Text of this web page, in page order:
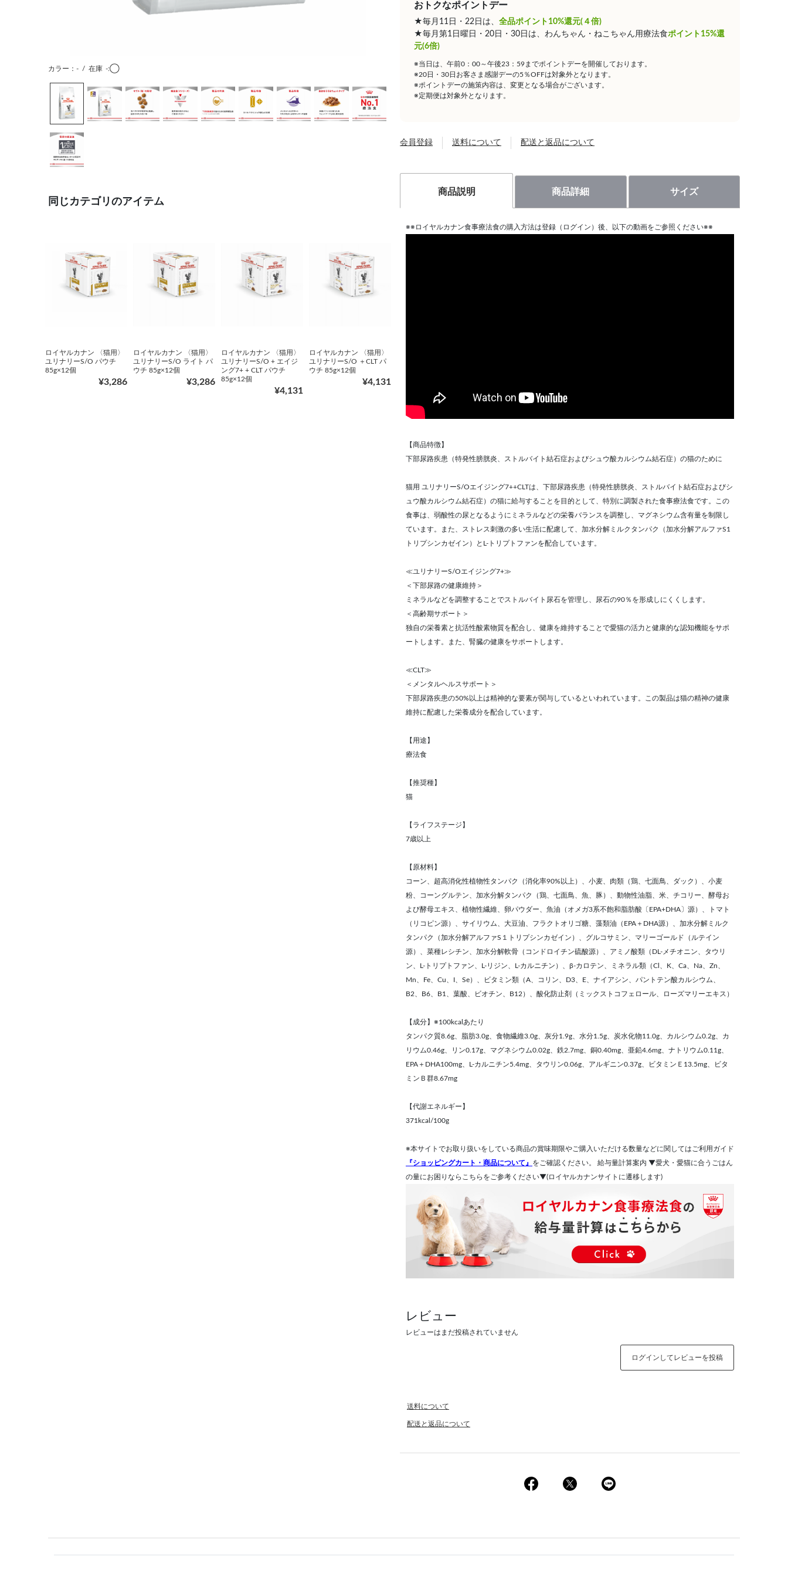
カラー：- / 在庫 -:◯
同じカテゴリのアイテム
ロイヤルカナン 〈猫用〉
ユリナリーS/O パウチ
85g×12個
¥3,286
ロイヤルカナン 〈猫用〉
ユリナリーS/O ライト パ
ウチ 85g×12個
¥3,286
ロイヤルカナン 〈猫用〉
ユリナリーS/O + エイジ
ング7+ + CLT パウチ
85g×12個
¥4,131
ロイヤルカナン 〈猫用〉
ユリナリーS/O ＋CLT パ
ウチ 85g×12個
¥4,131
おトクなポイントデー
★毎月11日・22日は、 全品ポイント10%還元(４倍)
★毎月第1日曜日・20日・30日は、わんちゃん・ねこちゃん用療法食ポイント15%還
元(6倍)
※当日は、午前0：00～午後23：59までポイントデーを開催しております。
※20日・30日お客さま感謝デーの5％OFFは対象外となります。
※ポイントデーの施策内容は、変更となる場合がございます。
※定期便は対象外となります。
会員登録 送料について 配送と返品について
商品説明 商品詳細 サイズ
※※ロイヤルカナン食事療法食の購入方法は登録（ログイン）後、以下の動画をご参照ください※※
【商品特徴】
下部尿路疾患（特発性膀胱炎、ストルバイト結石症およびシュウ酸カルシウム結石症）の猫のために
猫用 ユリナリーS/Oエイジング7++CLTは、下部尿路疾患（特発性膀胱炎、ストルバイト結石症およびシ
ュウ酸カルシウム結石症）の猫に給与することを目的として、特別に調製された食事療法食です。この
食事は、弱酸性の尿となるようにミネラルなどの栄養バランスを調整し、マグネシウム含有量を制限し
ています。また、ストレス刺激の多い生活に配慮して、加水分解ミルクタンパク（加水分解アルファS1
トリプシンカゼイン）とL-トリプトファンを配合しています。
≪ユリナリーS/Oエイジング7+≫
＜下部尿路の健康維持＞
ミネラルなどを調整することでストルバイト尿石を管理し、尿石の90％を形成しにくくします。
＜高齢期サポート＞
独自の栄養素と抗活性酸素物質を配合し、健康を維持することで愛猫の活力と健康的な認知機能をサポ
ートします。また、腎臓の健康をサポートします。
≪CLT≫
＜メンタルヘルスサポート＞
下部尿路疾患の50%以上は精神的な要素が関与しているといわれています。この製品は猫の精神の健康
維持に配慮した栄養成分を配合しています。
【用途】
療法食
【推奨種】
猫
【ライフステージ】
7歳以上
【原材料】
コーン、超高消化性植物性タンパク（消化率90%以上）、小麦、肉類（鶏、七面鳥、ダック）、小麦
粉、コーングルテン、加水分解タンパク（鶏、七面鳥、魚、豚）、動物性油脂、米、チコリー、酵母お
よび酵母エキス、植物性繊維、卵パウダー、魚油（オメガ3系不飽和脂肪酸〔EPA+DHA〕源）、トマト
（リコピン源）、サイリウム、大豆油、フラクトオリゴ糖、藻類油（EPA＋DHA源）、加水分解ミルク
タンパク（加水分解アルファS１トリプシンカゼイン）、グルコサミン、マリーゴールド（ルテイン
源）、菜種レシチン、加水分解軟骨（コンドロイチン硫酸源）、アミノ酸類（DL-メチオニン、タウリ
ン、L-トリプトファン、L-リジン、L-カルニチン）、β-カロテン、ミネラル類（Cl、K、Ca、Na、Zn、
Mn、Fe、Cu、I、Se）、ビタミン類（A、コリン、D3、E、ナイアシン、パントテン酸カルシウム、
B2、B6、B1、葉酸、ビオチン、B12）、酸化防止剤（ミックストコフェロール、ローズマリーエキス）
【成分】※100kcalあたり
タンパク質8.6g、脂肪3.0g、食物繊維3.0g、灰分1.9g、水分1.5g、炭水化物11.0g、カルシウム0.2g、カ
リウム0.46g、リン0.17g、マグネシウム0.02g、鉄2.7mg、銅0.40mg、亜鉛4.6mg、ナトリウム0.11g、
EPA＋DHA100mg、L-カルニチン5.4mg、タウリン0.06g、アルギニン0.37g、ビタミンＥ13.5mg、ビタ
ミンＢ群8.67mg
【代謝エネルギー】
371kcal/100g
※本サイトでお取り扱いをしている商品の賞味期限やご購入いただける数量などに関してはご利用ガイド
『ショッピングカート・商品について』 をご確認ください。 給与量計算案内 ▼愛犬・愛猫に合うごはん
の量にお困りならこちらをご参考ください▼(ロイヤルカナンサイトに遷移します)
レビュー
レビューはまだ投稿されていません
ログインしてレビューを投稿
送料について
配送と返品について